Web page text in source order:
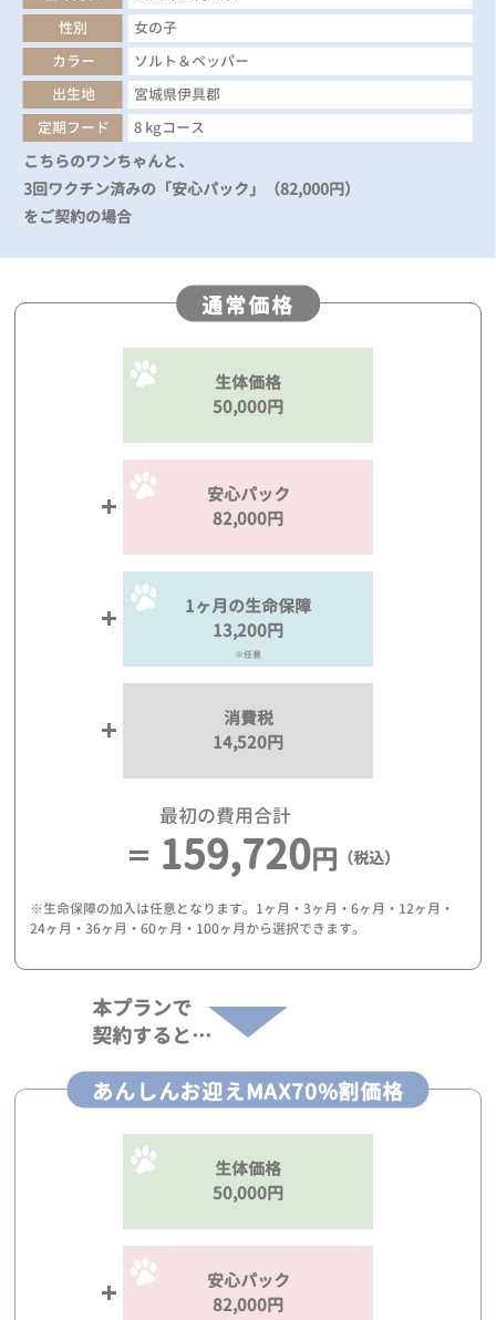
性別
女の子
カラー
ソルト＆ペッパー
出生地
宮城県伊具郡
定期フード
8 kgコース
こちらのワンちゃんと、
3回ワクチン済みの「安心パック」（82,000円）
をご契約の場合
通常価格
生体価格
50,000円
安心パック
82,000円
1ヶ月の生命保障
13,200円
※任意
消費税
14,520円
最初の費用合計
159,720円 （税込）
※生命保障の加入は任意となります。1ヶ月・3ヶ月・6ヶ月・12ヶ月・
24ヶ月・36ヶ月・60ヶ月・100ヶ月から選択できます。
本プランで
契約すると…
あんしんお迎えMAX70%割価格
生体価格
50,000円
安心パック
82,000円